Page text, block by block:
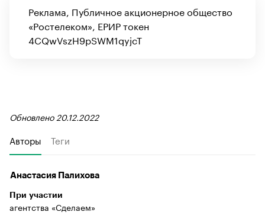
Реклама, Публичное акционерное общество
«Ростелеком», ЕРИР токен
4CQwVszH9pSWM1qyjcT
Обновлено 20.12.2022
Авторы Теги
Анастасия Палихова
При участии
агентства «Сделаем»